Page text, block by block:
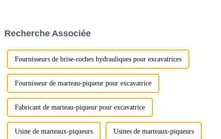
Recherche Associée
Fournisseurs de brise-roches hydrauliques pour excavatrices
Fournisseur de marteau-piqueur pour excavatrice
Fabricant de marteau-piqueur pour excavatrice
Usine de marteaux-piqueurs Usines de marteaux-piqueurs